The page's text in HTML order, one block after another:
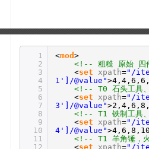
1
2
3
4
5
6
7
8
9
10
11
12
<mod >
<!-- 粗糙 原始 四
<set xpath="/
1']/@value"
<!-- T0 石头工具
<set xpath="/
3']/@value"
<!-- T1 铁制工具
<set xpath="/
4']/@value"
<!-- T1 羊角锤，
<set xpath="/